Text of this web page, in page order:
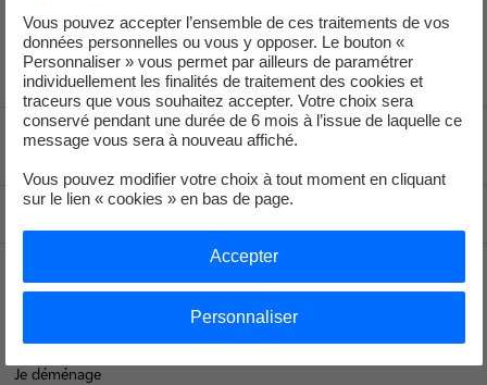
personnel EDF de la centrale, a représenté un total de
5450 heures en 2025.
Voir le fil d'ariane
Haut de page
Groupe
Je déménage
Vous pouvez accepter l’ensemble de ces traitements de vos
données personnelles ou vous y opposer. Le bouton «
Personnaliser » vous permet par ailleurs de paramétrer
individuellement les finalités de traitement des cookies et
traceurs que vous souhaitez accepter. Votre choix sera
conservé pendant une durée de 6 mois à l’issue de laquelle ce
message vous sera à nouveau affiché.
Vous pouvez modifier votre choix à tout moment en cliquant
sur le lien « cookies » en bas de page.
Personnaliser
Accepter